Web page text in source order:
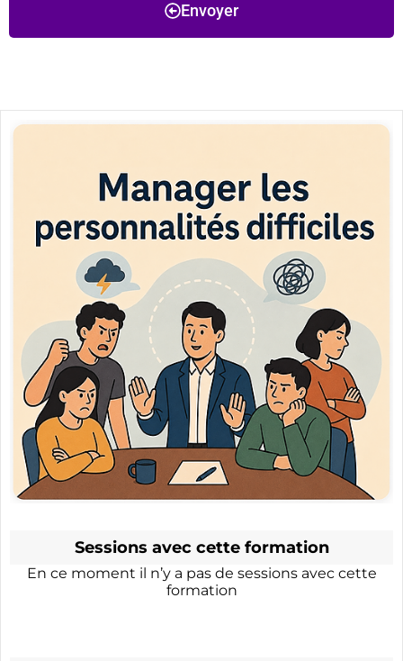
Envoyer
Sessions avec cette formation
En ce moment il n’y a pas de sessions avec cette
formation